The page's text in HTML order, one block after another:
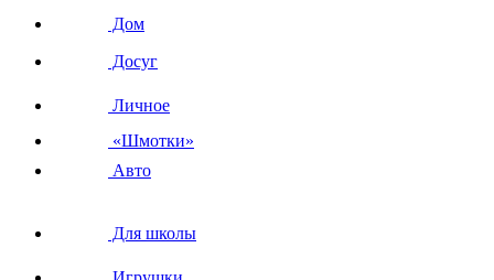
Дом
Досуг
Личное
«Шмотки»
Авто
Для школы